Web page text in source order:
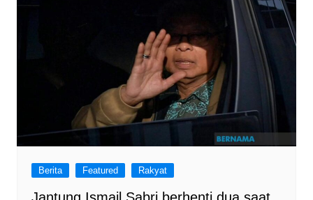
Berita Featured Rakyat